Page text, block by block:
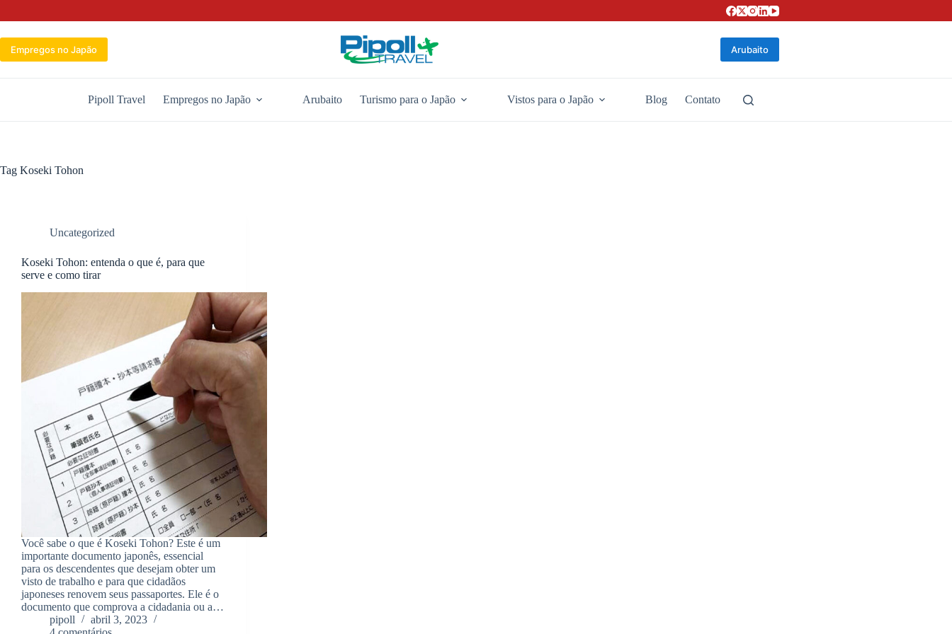
conteúdo
Empregos no Japão Arubaito
Pipoll Travel Empregos no Japão Arubaito Turismo para o Japão Vistos para o Japão Blog Contato
Tag Koseki Tohon
Uncategorized
Koseki Tohon: entenda o que é, para que
serve e como tirar
Você sabe o que é Koseki Tohon? Este é um
importante documento japonês, essencial
para os descendentes que desejam obter um
visto de trabalho e para que cidadãos
japoneses renovem seus passaportes. Ele é o
documento que comprova a cidadania ou a…
pipoll
abril 3, 2023